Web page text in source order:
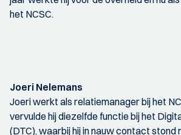
het NCSC.
Joeri Nelemans
Joeri werkt als relatiemanager bij het
vervulde hij diezelfde functie bij het
(DTC), waarbij hij in nauw contact stond